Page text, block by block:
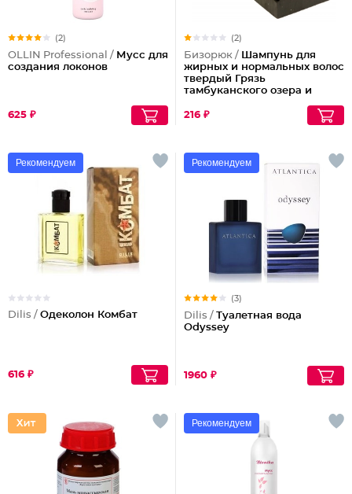
(2)
OLLIN Professional / Мусс для
создания локонов
625 ₽
(2)
Бизорюк / Шампунь для
жирных и нормальных волос
твердый Грязь
тамбуканского озера и
216 ₽
Рекомендуем
Dilis / Одеколон Комбат
616 ₽
Рекомендуем
(3)
Dilis / Туалетная вода
Odyssey
1960 ₽
Рекомендуем